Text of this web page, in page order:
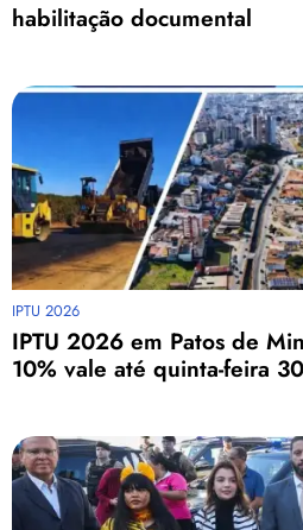
habilitação documental
IPTU 2026
IPTU 2026 em Patos de
10% vale até quinta-feira